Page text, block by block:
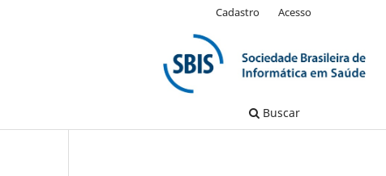
Buscar
Cadastro Acesso